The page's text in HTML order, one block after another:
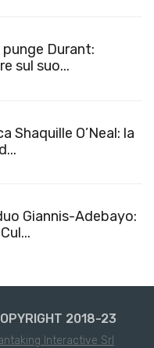
Durant:
sul suo...
Shaquille O’Neal: la
Giannis-Adebayo:
2018-23
Interactive Srl